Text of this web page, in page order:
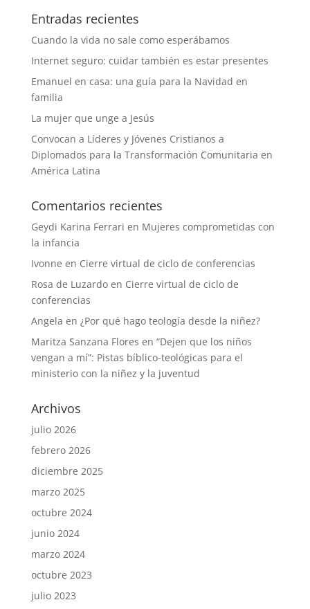
Entradas recientes
Cuando la vida no sale como esperábamos
Internet seguro: cuidar también es estar presentes
Emanuel en casa: una guía para la Navidad en
familia
La mujer que unge a Jesús
Convocan a Líderes y Jóvenes Cristianos a
Diplomados para la Transformación Comunitaria en
América Latina
Comentarios recientes
Geydi Karina Ferrari en Mujeres comprometidas con
la infancia
Ivonne en Cierre virtual de ciclo de conferencias
Rosa de Luzardoen Cierre virtual de ciclo de
conferencias
Angela en ¿Por qué hago teología desde la niñez?
Maritza Sanzana Flores en “Dejen que los niños
vengan a mí”: Pistas bíblico-teológicas para el
ministerio con la niñez y la juventud
Archivos
julio 2026
febrero 2026
diciembre 2025
marzo 2025
octubre 2024
junio 2024
marzo 2024
octubre 2023
julio 2023